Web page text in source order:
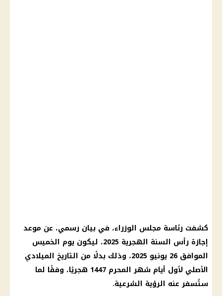
كشفت رئاسة مجلس الوزراء، في بيان رسمي، عن موعد
إجازة رأس السنة الهجرية 2025، ليكون يوم الخميس
الموافق 26 يونيو 2025، وذلك بدلًا من التاريخ الميلادي
الأصلي لأول أيام شهر المحرم 1447 هجريًا، وفقًا لما
ستُسفر عنه الرؤية الشرعية.